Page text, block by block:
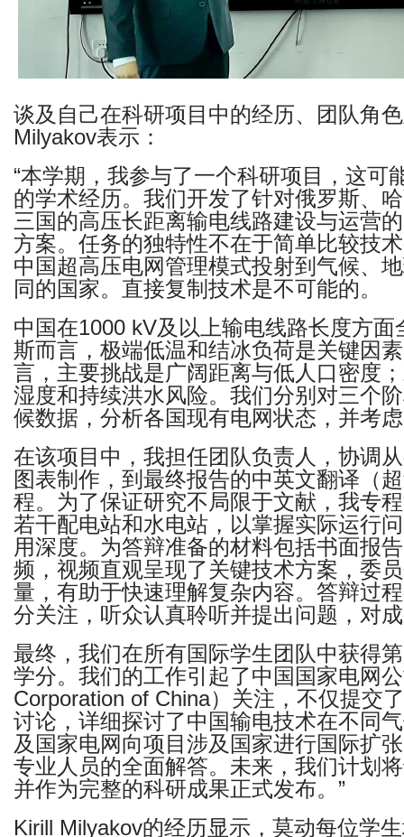
谈及自己在科研项目中的经历、团队角
Milyakov表示：
“本学期，我参与了一个科研项目，这可
的学术经历。我们开发了针对俄罗斯、
三国的高压长距离输电线路建设与运营
方案。任务的独特性不在于简单比较技
中国超高压电网管理模式投射到气候、
同的国家。直接复制技术是不可能的。
中国在1000 kV及以上输电线路长度方
斯而言，极端低温和结冰负荷是关键因
言，主要挑战是广阔距离与低人口密度
湿度和持续洪水风险。我们分别对三个
候数据，分析各国现有电网状态，并考
在该项目中，我担任团队负责人，协调
图表制作，到最终报告的中英文翻译（
程。为了保证研究不局限于文献，我专
若干配电站和水电站，以掌握实际运行
用深度。为答辩准备的材料包括书面报
频，视频直观呈现了关键技术方案，委
量，有助于快速理解复杂内容。答辩过
分关注，听众认真聆听并提出问题，对
最终，我们在所有国际学生团队中获得
学分。我们的工作引起了中国国家电网
Corporation of China）关注，不仅提交
讨论，详细探讨了中国输电技术在不同
及国家电网向项目涉及国家进行国际扩
专业人员的全面解答。未来，我们计划
并作为完整的科研成果正式发布。”
Kirill Milyakov的经历显示，莫动每位学